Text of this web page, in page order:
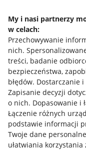
My i nasi partnerzy
w celach:
Przechowywanie
nich.
treści, badanie
bezpieczeństwa,
błędów. Dostarczanie
Zapisanie decyzji
o nich. Dopasowanie i
Łączenie różnych
podstawie informacji
Twoje dane
ułatwiania korzystania
Mapa miejscowości
Informacje prawne
Regulamin
Polityka plików
Ustawienia plików
Udostępnianie
Informacje dla Aktu o